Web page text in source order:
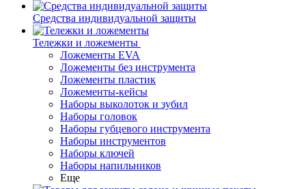
Средства индивидуальной защиты
Тележки и ложементы
Ложементы EVA
Ложементы без инструмента
Ложементы пластик
Ложементы-кейсы
Наборы выколоток и зубил
Наборы головок
Наборы губцевого инструмента
Наборы инструментов
Наборы ключей
Наборы напильников
Еще